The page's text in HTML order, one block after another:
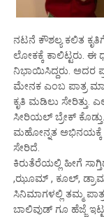
ನಟನೆ ಕೌಶಲ್ಯ ಕಲಿತ
ಲೋಕಕ್ಕೆ ಕಾಲಿಟ್ಟರು. ಈ
ನಿಭಾಯಿಸಿದ್ದರು. ಅದರ
ಮೇನಕ ಎಂಬ ಪಾತ್ರ
ಕೃತಿ ಮಡಿಲು
ಸೀರಿಯಲ್ ಬ್ರೇಕ್ ಕೊಡ್ತು.
ಮಹೋನ್ನತ ಅಭಿನಯಕ್ಕೆ
ಸೇರಿದೆ.
ಕಿರುತೆರೆಯಲ್ಲಿ ಹೀಗೆ
,ಝೂಮ್ , ಕೂಲ್,
ಸಿನಿಮಾಗಳಲ್ಲಿ ತಮ್ಮ
ಬಾಲಿವುಡ್ ಗೂ ಹೆಜ್ಜೆ